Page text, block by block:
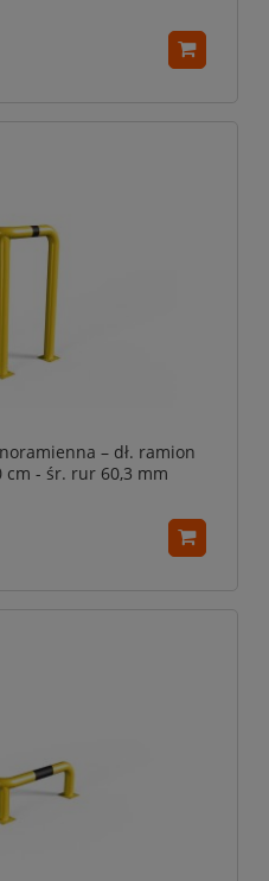
– dł. ramion
cm - śr. rur 60,3 mm